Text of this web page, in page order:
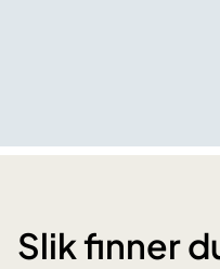
Slik finner